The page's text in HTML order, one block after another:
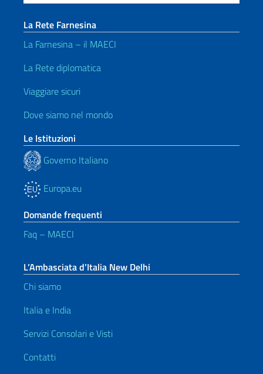
La Rete Farnesina
La Farnesina – il MAECI
La Rete diplomatica
Viaggiare sicuri
Dove siamo nel mondo
Le Istituzioni
Governo Italiano
Europa.eu
Domande frequenti
Faq – MAECI
L’Ambasciata d’Italia New Delhi
Chi siamo
Italia e India
Servizi Consolari e Visti
Contatti